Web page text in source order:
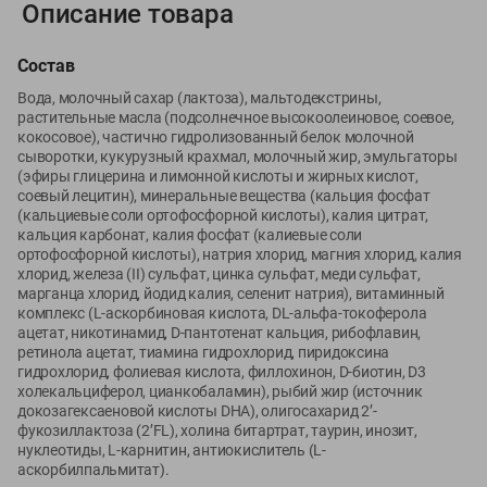
Вакансии👋
©2026ООО «ГРИНрозница» - Доставка продуктов питания в
Минске.
Юридическая информация и условия пользовательского
соглашения
Номер уполномоченных рассматривать обращения покупателей в
соответствии с законодательством об обращениях граждан и
юридических лиц: Отдел торговли и услуг Администрации
Фрунзенского района г. Минска + 375 17 272 73 84 .
Номер и адрес электронной почты лица, уполномоченного
продавцом рассматривать обращения покупателей о нарушении их
прав, предусмотренных законодательством о защите прав
потребителей: +375 44 560-60-61, shop@green-dostavka.by.
Способы оплаты товара:
Описание товара
Состав
Вода, молочный сахар (лактоза), мальтодекстрины,
растительные масла (подсолнечное высокоолеиновое, соевое,
кокосовое), частично гидролизованный белок молочной
сыворотки, кукурузный крахмал, молочный жир, эмульгаторы
(эфиры глицерина и лимонной кислоты и жирных кислот,
соевый лецитин), минеральные вещества (кальция фосфат
(кальциевые соли ортофосфорной кислоты), калия цитрат,
кальция карбонат, калия фосфат (калиевые соли
ортофосфорной кислоты), натрия хлорид, магния хлорид, калия
хлорид, железа (II) сульфат, цинка сульфат, меди сульфат,
марганца хлорид, йодид калия, селенит натрия), витаминный
комплекс (L-аскорбиновая кислота, DL-альфа-токоферола
ацетат, никотинамид, D-пантотенат кальция, рибофлавин,
ретинола ацетат, тиамина гидрохлорид, пиридоксина
гидрохлорид, фолиевая кислота, филлохинон, D-биотин, D3
холекальциферол, цианкобаламин), рыбий жир (источник
докозагексаеновой кислоты DHA), олигосахарид 2’-
фукозиллактоза (2’FL), холина битартрат, таурин, инозит,
нуклеотиды, L-карнитин, антиокислитель (L-
аскорбилпальмитат).